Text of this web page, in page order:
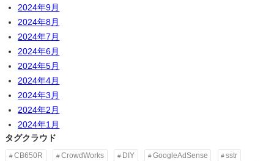
2024年9月
2024年8月
2024年7月
2024年6月
2024年5月
2024年4月
2024年3月
2024年2月
2024年1月
タグクラウド
CB650R CrowdWorks DIY GoogleAdSense
sstr